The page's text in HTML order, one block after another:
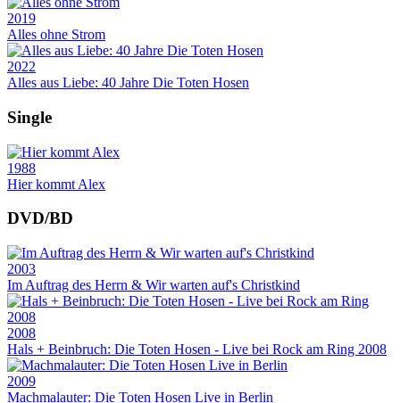
2019
Alles ohne Strom
2022
Alles aus Liebe: 40 Jahre Die Toten Hosen
Single
1988
Hier kommt Alex
DVD/BD
2003
Im Auftrag des Herrn & Wir warten auf's Christkind
2008
Hals + Beinbruch: Die Toten Hosen - Live bei Rock am Ring 2008
2009
Machmalauter: Die Toten Hosen Live in Berlin